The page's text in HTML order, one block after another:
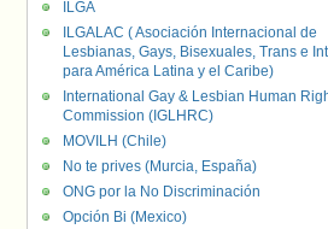
ILGA
ILGALAC ( Asociación Internacional de
Lesbianas, Gays, Bisexuales, Trans e
para América Latina y el Caribe)
International Gay & Lesbian Human
Commission (IGLHRC)
MOVILH (Chile)
No te prives (Murcia, España)
ONG por la No Discriminación
Opción Bi (Mexico)